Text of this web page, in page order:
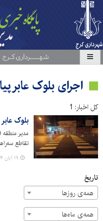
اجرای بلوک عابر
کل اخبار: 1
بلوک
تقاطع
مؤثر در
برداشته
۱۹ آبان ۰۴ - ۱۳:۴۷
تاریخ
همه‌ی روزها
همه‌ی ماه‌ها